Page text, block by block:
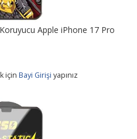
Apple iPhone 17 Pro
için Bayi Girişi yapınız